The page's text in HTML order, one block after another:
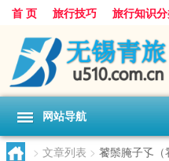
首 页 旅行技巧 旅行知识
网站导航
> 文章列表 > 饕鬃腌子孓（